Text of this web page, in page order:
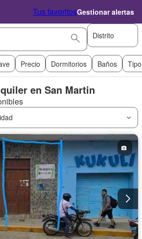
Tus favoritosGestionar alertas
Distrito
Precio Dormitorios Baños
en San Martin